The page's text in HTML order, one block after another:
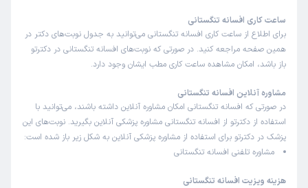
ساعت کاری افسانه تنگستانی
برای اطلاع از ساعت کاری افسانه تنگستانی می‌توانید به جدول نوبت‌های دکتر در
همین صفحه مراجعه کنید. در صورتی که نوبت‌های افسانه تنگستانی در دکترتو
باز باشد، امکان مشاهده ساعت کاری مطب ایشان وجود دارد.
مشاوره آنلاین افسانه تنگستانی
در صورتی که افسانه تنگستانی امکان مشاوره آنلاین داشته باشند، می‌توانید با
استفاده از دکترتو از افسانه تنگستانی مشاوره پزشکی آنلاین بگیرید. نوبت‌های این
پزشک در دکترتو برای استفاده از مشاوره پزشکی آنلاین به شکل زیر باز شده است:
مشاوره تلفنی افسانه تنگستانی
هزینه ویزیت افسانه تنگستانی